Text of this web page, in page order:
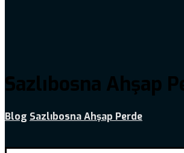
Sazlıbosna Ahşap
Blog Sazlıbosna Ahşap Perde